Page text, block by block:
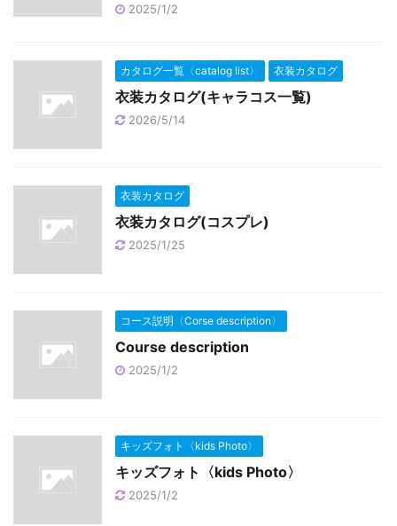
2025/1/2
カタログ一覧〈catalog list〉 衣装カタログ
衣装カタログ(キャラコス一覧)
2026/5/14
衣装カタログ
衣装カタログ(コスプレ)
2025/1/25
コース説明〈Corse description〉
Course description
2025/1/2
キッズフォト〈kids Photo〉
キッズフォト〈kids Photo〉
2025/1/2